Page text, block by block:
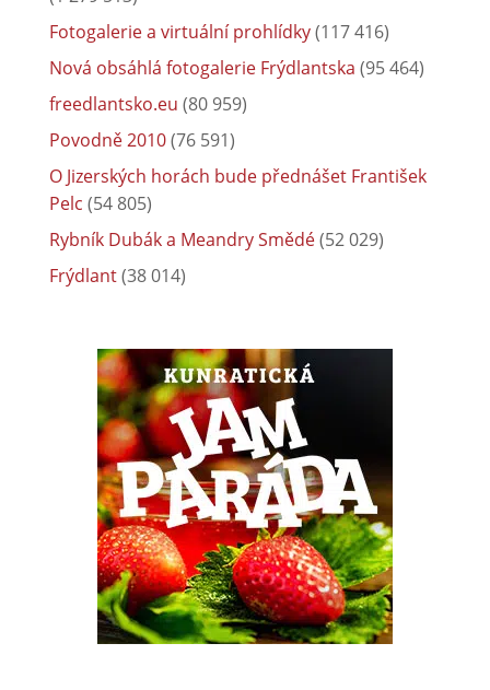
Fotogalerie a virtuální prohlídky(117 416)
Nová obsáhlá fotogalerie Frýdlantska (95 464)
freedlantsko.eu (80 959)
Povodně 2010(76 591)
O Jizerských horách bude přednášet František
Pelc (54 805)
Rybník Dubák a Meandry Smědé(52 029)
Frýdlant(38 014)